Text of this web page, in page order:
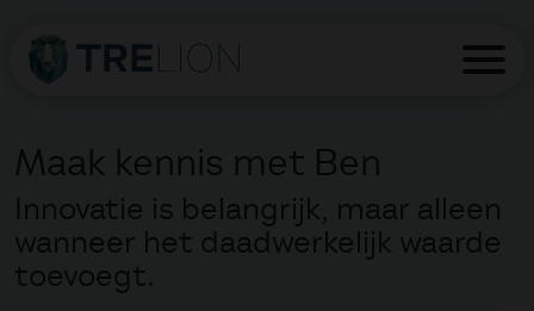
Maak kennis met Ben
Innovatie is belangrijk, maar alleen
wanneer het daadwerkelijk waarde
toevoegt.